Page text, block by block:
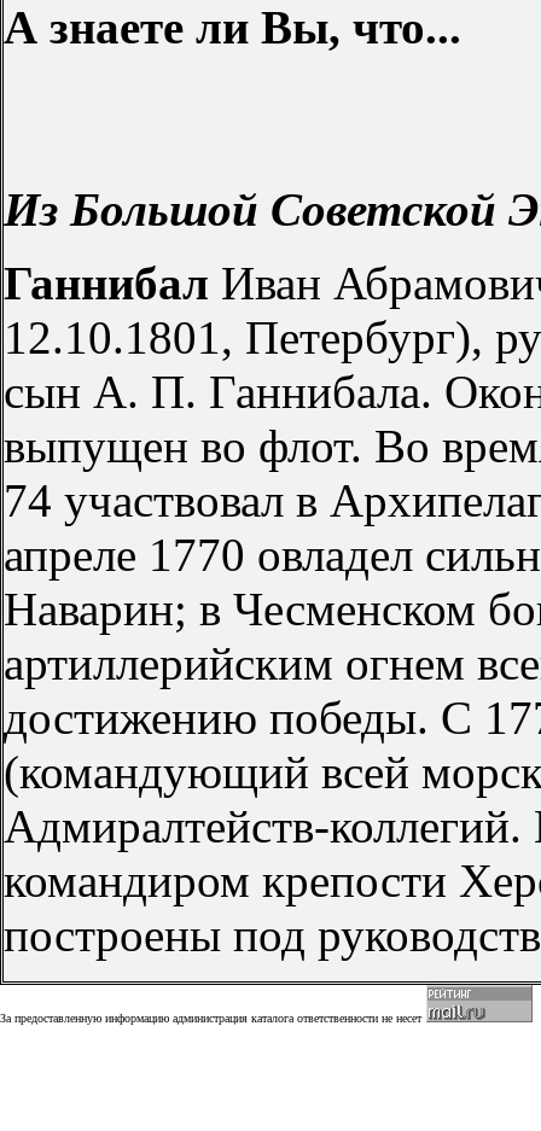
А знаете ли Вы, что...
Из Большой Советской
Ганнибал Иван
12.10.1801, Петербург),
сын А. П. Ганнибала.
выпущен во флот. Во
74 участвовал в
апреле 1770 овладел
Наварин; в Чесменском
артиллерийским огнем
достижению победы. С
(командующий всей
Адмиралтейств-
командиром крепости
построены под
За предоставленную информацию администрация каталога ответственности не несет